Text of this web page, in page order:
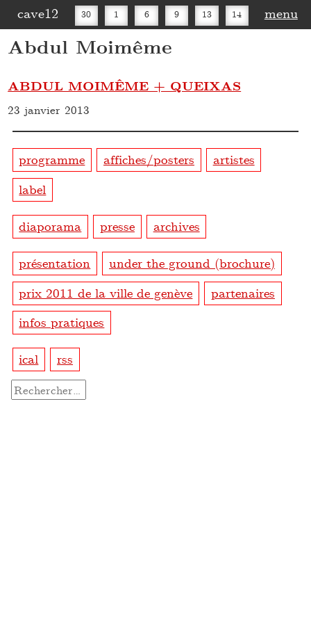
cave12 30 1 6 9 13 14
16 20
menu
Abdul Moimême
ABDUL MOIMÊME + QUEIXAS
23 janvier 2013
programme affiches/posters
artistes
label
diaporama presse archives
présentation
under the ground (brochure)
prix 2011 de la ville de genève
partenaires
infos pratiques
ical rss
Rechercher :